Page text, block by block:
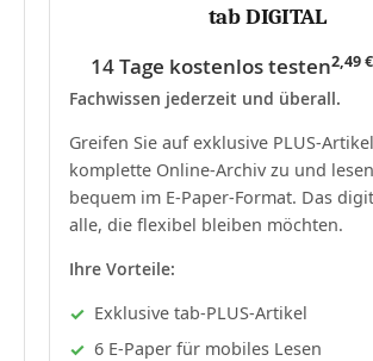
tab DIGITAL
14 Tage kostenlos testen2,49
Fachwissen jederzeit und überall.
Greifen Sie auf exklusive PLUS-
komplette Online-Archiv zu und
bequem im E-Paper-Format. Das
alle, die flexibel bleiben möchten.
Ihre Vorteile:
Exklusive tab-PLUS-Artikel
6 E-Paper für mobiles Lesen